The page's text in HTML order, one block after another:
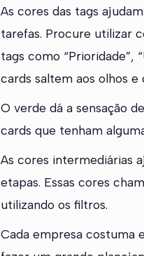
As cores das tags
tarefas. Procure utilizar
tags como “Prioridade”,
cards saltem aos olhos e
O verde dá a sensação
cards que tenham
As cores intermediárias
etapas. Essas cores
utilizando os filtros.
Cada empresa costuma